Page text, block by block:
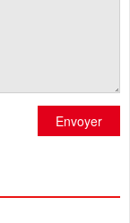
Envoyer